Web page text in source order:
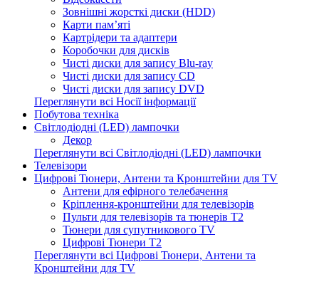
Зовнішні жорсткі диски (HDD)
Карти пам’яті
Картрідери та адаптери
Коробочки для дисків
Чисті диски для запису Blu-ray
Чисті диски для запису CD
Чисті диски для запису DVD
Переглянути всі Носії інформації
Побутова техніка
Світлодіодні (LED) лампочки
Декор
Переглянути всі Світлодіодні (LED) лампочки
Телевізори
Цифрові Тюнери, Антени та Кронштейни для TV
Антени для ефірного телебачення
Кріплення-кронштейни для телевізорів
Пульти для телевізорів та тюнерів T2
Тюнери для супутникового TV
Цифрові Тюнери T2
Переглянути всі Цифрові Тюнери, Антени та
Кронштейни для TV